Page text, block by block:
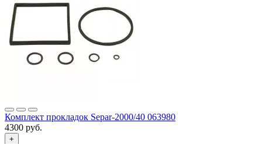
Комплект прокладок Separ-2000/40 063980
4300 руб.
+